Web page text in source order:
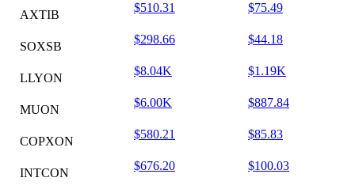
AXTIB
$510.31 $75.49
SOXSB
$298.66 $44.18
LLYON
$8.04K $1.19K
MUON
$6.00K $887.84
COPXON
$580.21 $85.83
INTCON
$676.20 $100.03